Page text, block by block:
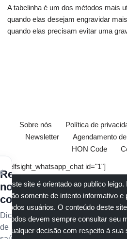
A tabelinha é um dos métodos mais
quando elas desejam engravidar
quando elas precisam evitar uma
Sobre nós Política de
Newsletter
Agendamento
HON Code
[elfsight_whatsapp_chat id="1"]
Este site é orientado ao publico
são somente de intento informativo e
todos usuários. O conteúdo deste
Todos devem sempre consultar seu
qualquer decisão com respeito à sua
Receba
nossos
conteúdos
Dicas
de